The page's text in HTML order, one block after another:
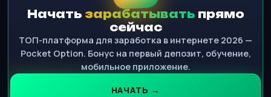
Начать зарабатывать прямо
сейчас
ТОП-платформа для заработка в интернете 2026 —
Pocket Option. Бонус на первый депозит, обучение,
мобильное приложение.
НАЧАТЬ →